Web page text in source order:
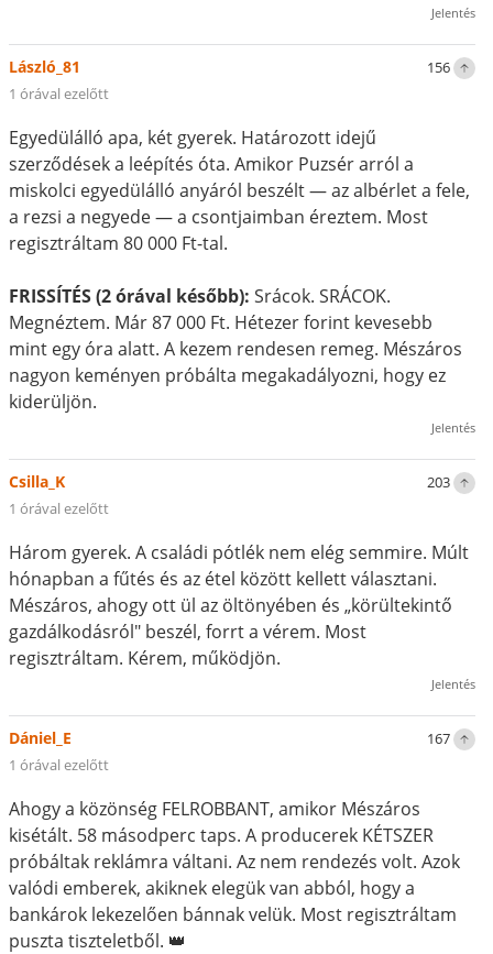
Jelentés
156
László_81
1 órával ezelőtt
Egyedülálló apa, két gyerek. Határozott idejű
szerződések a leépítés óta. Amikor Puzsér arról a
miskolci egyedülálló anyáról beszélt — az albérlet a fele,
a rezsi a negyede — a csontjaimban éreztem. Most
regisztráltam 80 000 Ft-tal.
FRISSÍTÉS (2 órával később): Srácok. SRÁCOK.
Megnéztem. Már 87 000 Ft. Hétezer forint kevesebb
mint egy óra alatt. A kezem rendesen remeg. Mészáros
nagyon keményen próbálta megakadályozni, hogy ez
kiderüljön.
Jelentés
203
Csilla_K
1 órával ezelőtt
Három gyerek. A családi pótlék nem elég semmire. Múlt
hónapban a fűtés és az étel között kellett választani.
Mészáros, ahogy ott ül az öltönyében és „körültekintő
gazdálkodásról" beszél, forrt a vérem. Most
regisztráltam. Kérem, működjön.
Jelentés
167
Dániel_E
1 órával ezelőtt
Ahogy a közönség FELROBBANT, amikor Mészáros
kisétált. 58 másodperc taps. A producerek KÉTSZER
próbáltak reklámra váltani. Az nem rendezés volt. Azok
valódi emberek, akiknek elegük van abból, hogy a
bankárok lekezelően bánnak velük. Most regisztráltam
puszta tiszteletből. 👑